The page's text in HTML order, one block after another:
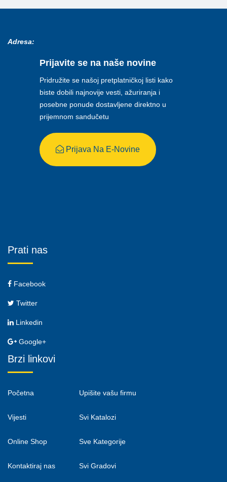
Adresa:
Prijavite se na naše novine
Pridružite se našoj pretplatničkoj listi kako
biste dobili najnovije vesti, ažuriranja i
posebne ponude dostavljene direktno u
prijemnom sandučetu
Prijava Na E-Novine
Prati nas
Facebook
Twitter
Linkedin
Google+
Brzi linkovi
Početna
Vijesti
Online Shop
Kontaktiraj nas
Upišite vašu firmu
Svi Katalozi
Sve Kategorije
Svi Gradovi